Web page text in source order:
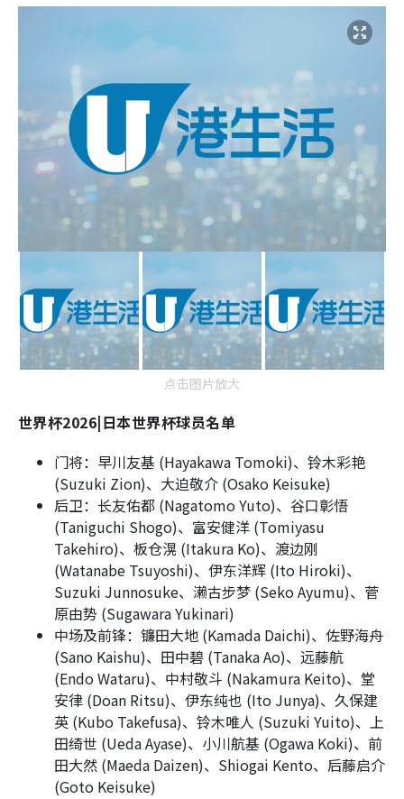
点击图片放大
世界杯2026|日本世界杯球员名单
门将：早川友基 (Hayakawa Tomoki)、铃木彩艳
(Suzuki Zion)、大迫敬介 (Osako Keisuke)
后卫：长友佑都 (Nagatomo Yuto)、谷口彰悟
(Taniguchi Shogo)、富安健洋 (Tomiyasu
Takehiro)、板仓滉 (Itakura Ko)、渡边刚
(Watanabe Tsuyoshi)、伊东洋辉 (Ito Hiroki)、
Suzuki Junnosuke、濑古步梦 (Seko Ayumu)、菅
原由势 (Sugawara Yukinari)
中场及前锋：镰田大地 (Kamada Daichi)、佐野海舟
(Sano Kaishu)、田中碧 (Tanaka Ao)、远藤航
(Endo Wataru)、中村敬斗 (Nakamura Keito)、堂
安律 (Doan Ritsu)、伊东纯也 (Ito Junya)、久保建
英 (Kubo Takefusa)、铃木唯人 (Suzuki Yuito)、上
田绮世 (Ueda Ayase)、小川航基 (Ogawa Koki)、前
田大然 (Maeda Daizen)、Shiogai Kento、后藤启介
(Goto Keisuke)